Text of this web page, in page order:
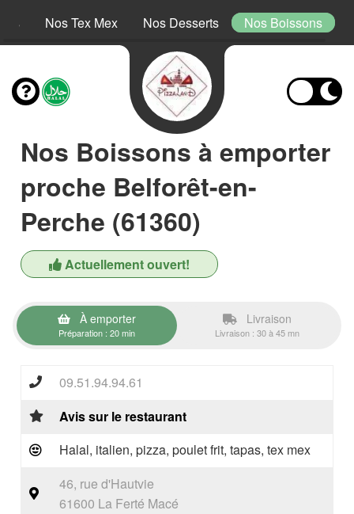
Nos Tex Mex Nos Desserts Nos Boissons
Nos Boissons à emporter
proche Belforêt-en-
Perche (61360)
Actuellement ouvert!
À emporter
Préparation : 20 min
Livraison
Livraison : 30 à 45 mn
09.51.94.94.61
Avis sur le restaurant
Halal, italien, pizza, poulet frit, tapas, tex mex
46, rue d'Hautvie
61600 La Ferté Macé